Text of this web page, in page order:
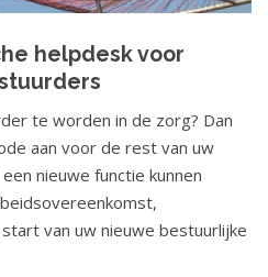
helpdesk voor
te worden in de zorg? Dan
aan voor de rest van uw
nieuwe functie kunnen
van uw nieuwe bestuurlijke